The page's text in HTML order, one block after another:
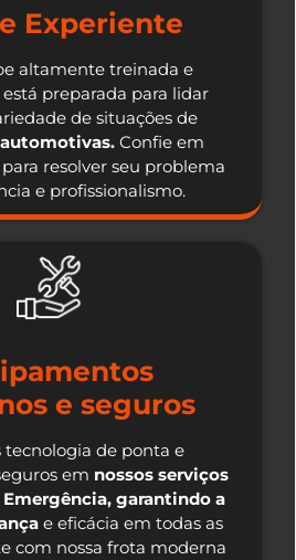
Experiente
altamente treinada e
preparada para lidar
de situações de
Confie em
resolver seu problema
e profissionalismo.
e seguros
tecnologia de ponta e
em nossos serviços
Emergência, garantindo a
e eficácia em todas as
com nossa frota moderna